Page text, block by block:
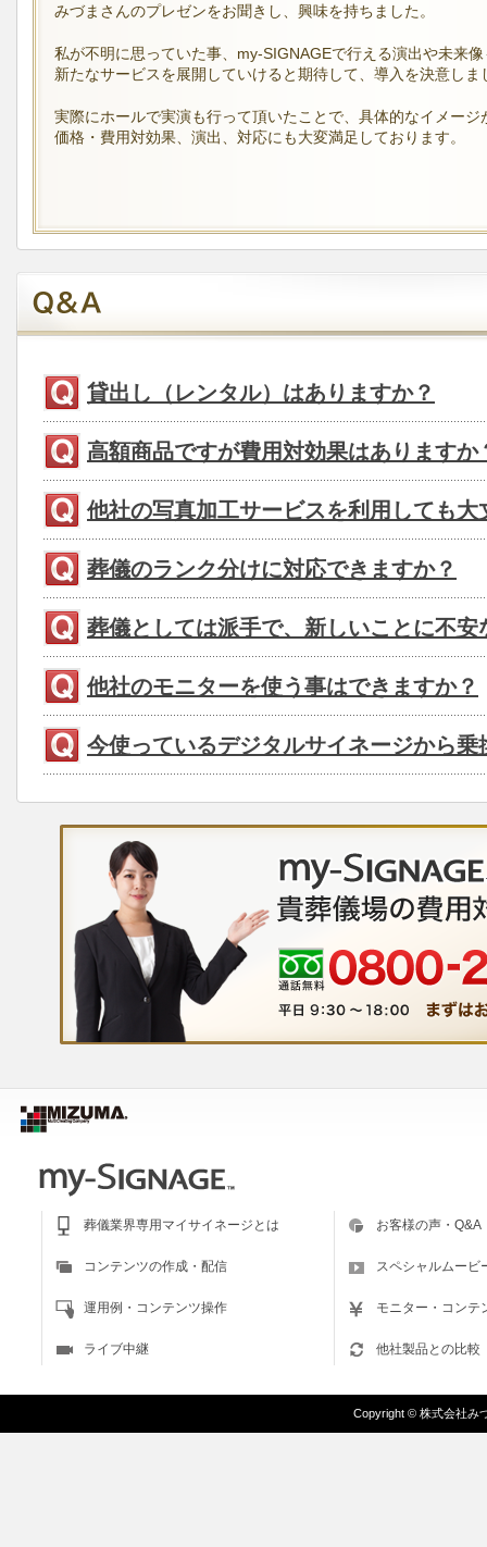
みづまさんのプレゼンをお聞きし、興味を持ちました。
私が不明に思っていた事、my-SIGNAGEで行える演出や未来
新たなサービスを展開していけると期待して、導入を決意しま
実際にホールで実演も行って頂いたことで、具体的なイメージ
価格・費用対効果、演出、対応にも大変満足しております。
貸出し（レンタル）はありますか？
高額商品ですが費用対効果はありますか
他社の写真加工サービスを利用しても大
葬儀のランク分けに対応できますか？
葬儀としては派手で、新しいことに不
他社のモニターを使う事はできますか？
今使っているデジタルサイネージから乗
葬儀業界専用マイサイネージとは
コンテンツの作成・配信
運用例・コンテンツ操作
ライブ中継
お客様の声・Q&A
スペシャルムービ
モニター・コンテ
他社製品との比較
Copyright © 株式会社み